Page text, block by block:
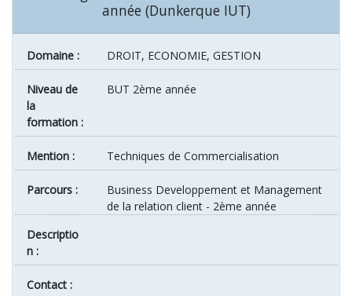
année (Dunkerque IUT)
Domaine : DROIT, ECONOMIE, GESTION
Niveau de
la
formation :
BUT 2ème année
Mention : Techniques de Commercialisation
Parcours :
Business Developpement et Management
de la relation client - 2ème année
Descriptio
n :
Contact :